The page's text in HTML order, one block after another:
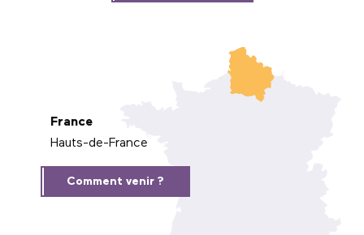
France
Hauts-de-France
Comment venir ?